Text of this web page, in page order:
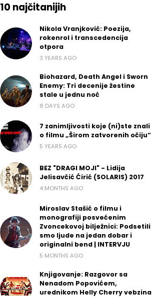
10 najčitanijih
Nikola Vranjković: Poezija,
rokenrol i transcedencija
otpora
3 YEARS AGO
Biohazard, Death Angel i Sworn
Enemy: Tri decenije žestine
stale u jednu noć
8 DAYS AGO
7 zanimljivosti koje (ni)ste znali
o filmu „Širom zatvorenih očiju“
5 YEARS AGO
BEZ "DRAGI MOJI" - Lidija
Jelisavčić Ćirić (SOLARIS) 2017
4 MONTHS AGO
Miroslav Stašić o filmu i
monografiji posvećenim
Zvoncekovoj bilježnici: Podsetili
smo ljude na jedan dobar i
originalni bend | INTERVJU
5 MONTHS AGO
Knjigovanje: Razgovor sa
Nenadom Popovićem,
urednikom Helly Cherry vebzina